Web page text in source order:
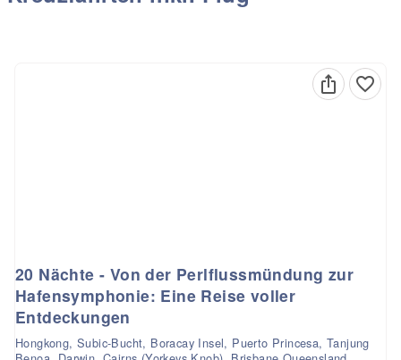
20 Nächte - Von der Perlflussmündung zur
Hafensymphonie: Eine Reise voller
Entdeckungen
Hongkong, Subic-Bucht, Boracay Insel, Puerto Princesa, Tanjung